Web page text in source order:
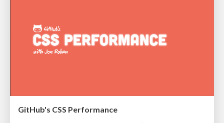
GitHub's CSS Performance